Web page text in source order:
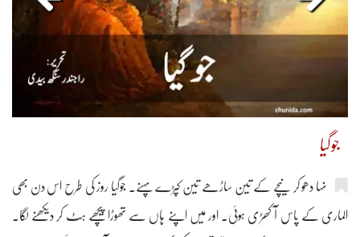
جوگیا
نہا دھو کر نیچے کے تین ساڑھے تین کپڑے پہنے۔ جوگیا روز کی طرح اس دن بھی
الماری کے پاس آ کھڑی ہوئی۔ اور میں اپنے ہاں سے تھوڑا پیچھے ہٹ کر دیکھنے لگا۔